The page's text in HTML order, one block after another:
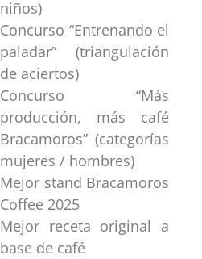
niños)
Concurso “Entrenando el
paladar” (triangulación
de aciertos)
Concurso “Más
producción, más café
Bracamoros” (categorías
mujeres / hombres)
Mejor stand Bracamoros
Coffee 2025
Mejor receta original a
base de café